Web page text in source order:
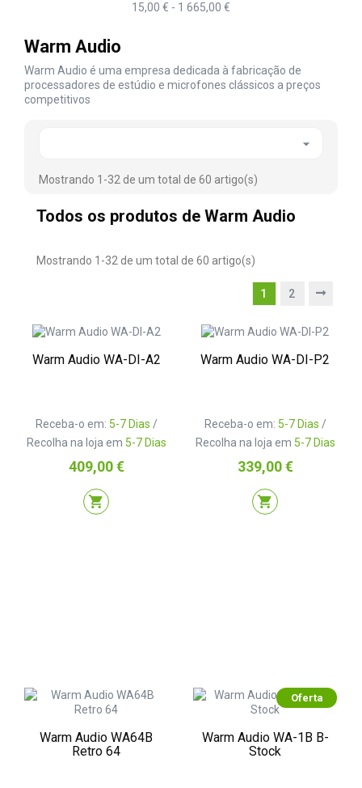
15,00 € - 1 665,00 €
Warm Audio
Warm Audio é uma empresa dedicada à fabricação de
processadores de estúdio e microfones clássicos a preços
competitivos

Mostrando 1-32 de um total de 60 artigo(s)
Todos os produtos de Warm Audio
Mostrando 1-32 de um total de 60 artigo(s)
1 2
Warm Audio WA-DI-A2
Receba-o em: 5-7 Dias /
Recolha na loja em 5-7 Dias
Preço
409,00 €
shopping_cart
Warm Audio WA-DI-P2
Receba-o em: 5-7 Dias /
Recolha na loja em 5-7 Dias
Preço
339,00 €
shopping_cart
Warm Audio WA64B
Retro 64
Oferta
Warm Audio WA-1B B-
Stock